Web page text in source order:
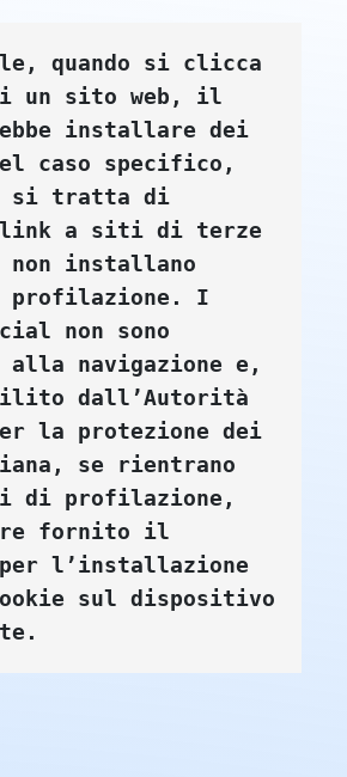
quando si clicca
un sito web, il
installare dei
caso specifico,
si tratta di
link a siti di terze
installano
profilazione. I
non sono
alla navigazione e,
dall’Autorità
la protezione dei
se rientrano
di profilazione,
fornito il
per l’installazione
sul dispositivo